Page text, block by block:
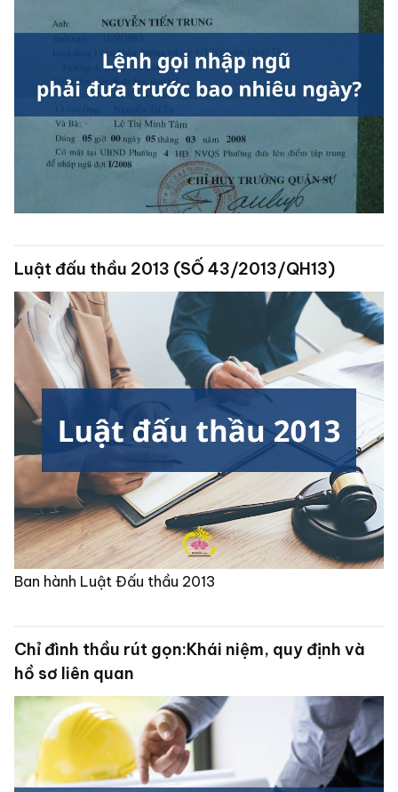
Luật đấu thầu 2013 (SỐ 43/2013/QH13)
Ban hành Luật Đấu thầu 2013
Chỉ đình thầu rút gọn:Khái niệm, quy định và
hồ sơ liên quan